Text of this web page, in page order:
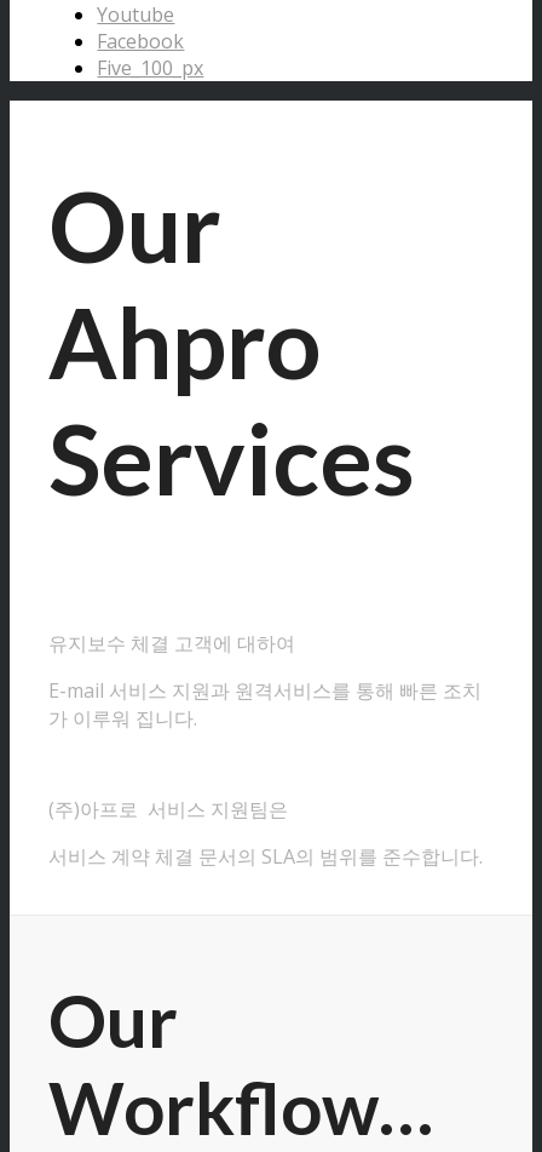
Youtube
Facebook
Five_100_px
Our
Ahpro
Services
유지보수 체결 고객에 대하여
E-mail 서비스 지원과 원격서비스를 통해 빠른 조치
가 이루워 집니다.
(주)아프로 서비스 지원팀은
서비스 계약 체결 문서의 SLA의 범위를 준수합니다.
Our
Workflow…